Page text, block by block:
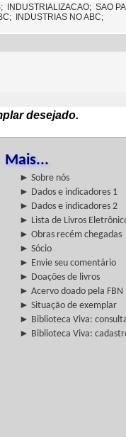
INDUSTRIALIZACAO; SAO
INDUSTRIAS NO ABC;
desejado.
Mais...
► Sobre nós
► Dados e indicadores 1
► Dados e indicadores 2
► Lista de Livros
► Obras recém chegadas
► Sócio
► Envie seu comentário
► Doações de livros
► Acervo doado pela FBN
► Situação de exemplar
► Biblioteca Viva:
► Biblioteca Viva: